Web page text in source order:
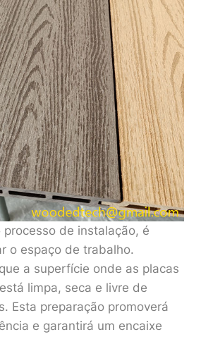
de instalação, é
o espaço de trabalho.
a superfície onde as placas
limpa, seca e livre de
Esta preparação promoverá
e garantirá um encaixe